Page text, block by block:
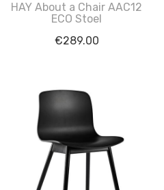
HAY About a Chair AAC12
ECO Stoel
€289.00